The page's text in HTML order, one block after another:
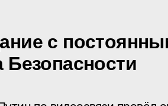
с
Безопасности